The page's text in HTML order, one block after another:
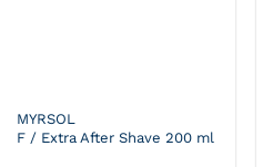
MYRSOL
F / Extra After Shave 200 ml